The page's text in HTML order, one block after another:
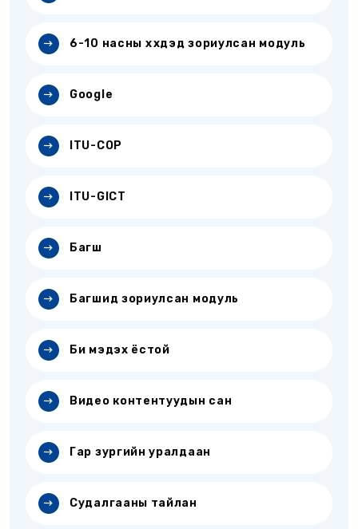
6-10 насны хүүхдэд зориулсан модуль
Google
ITU-COP
ITU-GICT
Багш
Багшид зориулсан модуль
Би мэдэх ёстой
Видео контентуудын сан
Гар зургийн уралдаан
Судалгааны тайлан